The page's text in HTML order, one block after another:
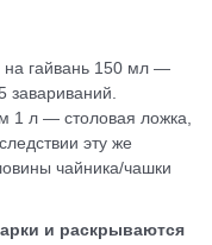
на гайвань 150 мл —
завариваний.
1 л — столовая ложка,
эту же
чайника/чашки
и раскрываются